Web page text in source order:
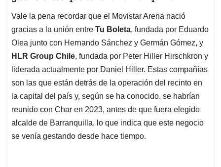
Vale la pena recordar que el Movistar Arena nació
gracias a la unión entre Tu Boleta, fundada por Eduardo
Olea junto con Hernando Sánchez y Germán Gómez, y
HLR Group Chile, fundada por Peter Hiller Hirschkron y
liderada actualmente por Daniel Hiller. Estas compañías
son las que están detrás de la operación del recinto en
la capital del país y, según se ha conocido, se habrían
reunido con Char en 2023, antes de que fuera elegido
alcalde de Barranquilla, lo que indica que este negocio
se venía gestando desde hace tiempo.